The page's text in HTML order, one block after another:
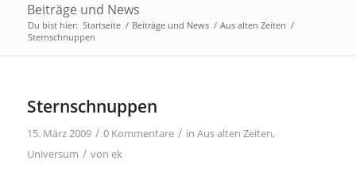
Beiträge und News
Du bist hier: Startseite / Beiträge und News / Aus alten Zeiten /
Sternschnuppen
Sternschnuppen
15. März 2009 / 0 Kommentare / in Aus alten Zeiten,
Universum / von ek